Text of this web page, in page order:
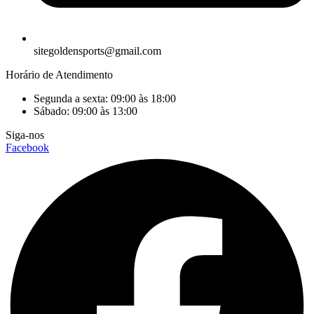
sitegoldensports@gmail.com
Horário de Atendimento
Segunda a sexta: 09:00 às 18:00
Sábado: 09:00 às 13:00
Siga-nos
Facebook